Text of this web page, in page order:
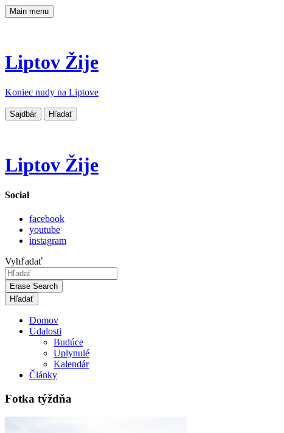
Main menu
Liptov Žije
Koniec nudy na Liptove
Sajdbár Hľadať
Liptov Žije
Social
facebook
youtube
instagram
Vyhľadať
Erase Search
Domov
Udalosti
Budúce
Uplynulé
Kalendár
Články
Fotka týždňa